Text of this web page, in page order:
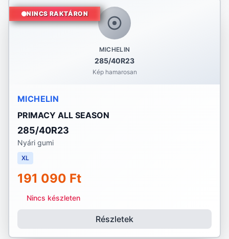
MICHELIN
285/40R23
Kép hamarosan
NINCS RAKTÁRON
MICHELIN
PRIMACY ALL SEASON
285/40R23
Nyári gumi
XL
191 090 Ft
Nincs készleten
Részletek